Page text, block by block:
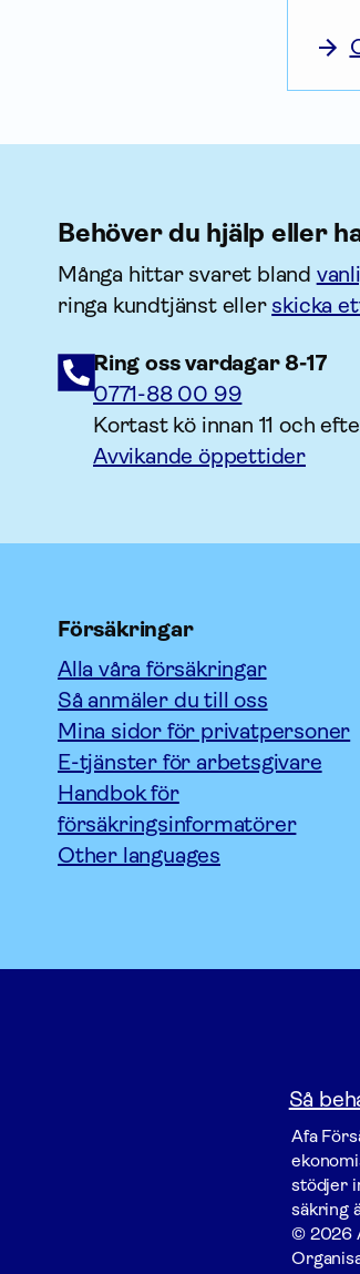
Behöver du hjälp eller
Många hittar svaret bland
ringa kundtjänst eller skicka
Ring oss vardagar 8-17
0771-88 00 99
Kortast kö innan 11 och
Avvikande öppettider
Försäkringar
Alla våra försäkringar
Så anmäler du till oss
Mina sidor för privatpersoner
E-tjänster för arbetsgivare
Handbok för
försäkringsinformatörer
Other languages
Så
Afa
stödjer
säkring
© 2026